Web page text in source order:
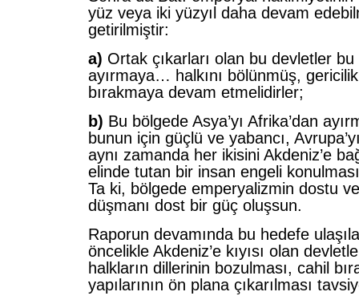
yüz veya iki yüzyıl daha devam
getirilmiştir:
a) Ortak çıkarları olan bu devletler
ayırmaya… halkını bölünmüş,
bırakmaya devam etmelidirler;
b) Bu bölgede Asya’yı Afrika’dan
bunun için güçlü ve yabancı,
aynı zamanda her ikisini Akdeniz’e
elinde tutan bir insan engeli
Ta ki, bölgede emperyalizmin dostu
düşmanı dost bir güç oluşsun.
Raporun devamında bu hedefe
öncelikle Akdeniz’e kıyısı olan
halkların dillerinin bozulması, cahil
yapılarının ön plana çıkarılması